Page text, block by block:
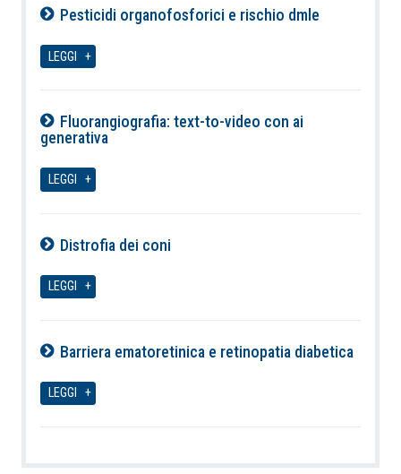
Pesticidi organofosforici e rischio dmle
LEGGI
Fluorangiografia: text-to-video con ai
generativa
LEGGI
Distrofia dei coni
LEGGI
Barriera ematoretinica e retinopatia diabetica
LEGGI